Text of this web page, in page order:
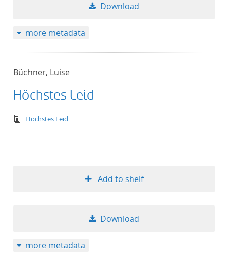
Download
more metadata
Büchner, Luise
Höchstes Leid
text/tg.edition+tg.aggregation+xml
Höchstes Leid
Add to shelf
Download
more metadata